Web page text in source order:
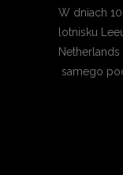
W dniach
lotnisku
samego